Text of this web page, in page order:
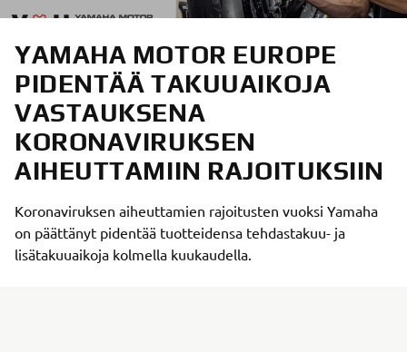
YAMAHA MOTOR EUROPE
PIDENTÄÄ TAKUUAIKOJA
VASTAUKSENA
KORONAVIRUKSEN
AIHEUTTAMIIN RAJOITUKSIIN
Koronaviruksen aiheuttamien rajoitusten vuoksi Yamaha
on päättänyt pidentää tuotteidensa tehdastakuu- ja
lisätakuuaikoja kolmella kuukaudella.